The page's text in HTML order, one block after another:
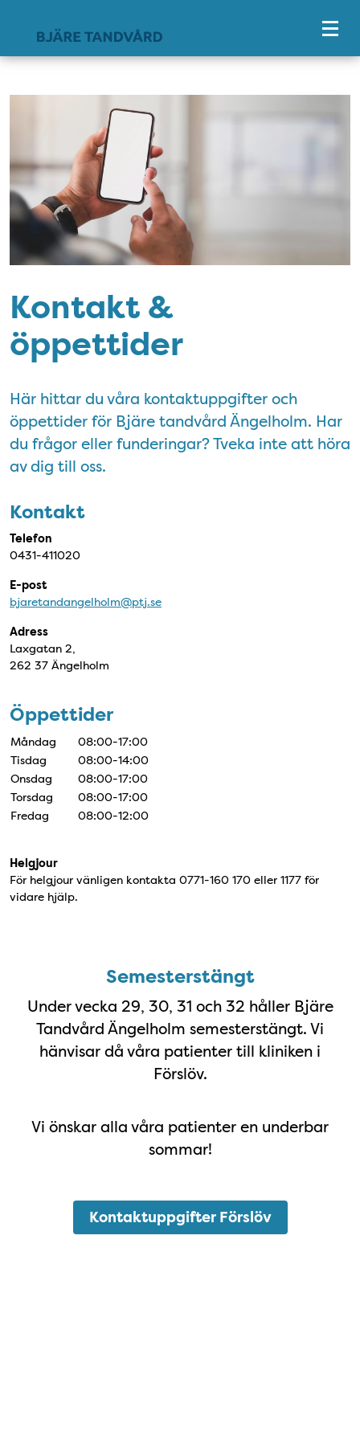
Kontakt &
öppettider
Här hittar du våra kontaktuppgifter och
öppettider för Bjäre tandvård Ängelholm. Har
du frågor eller funderingar? Tveka inte att höra
av dig till oss.
Kontakt
Telefon
0431-411020
E-post
bjaretandangelholm@ptj.se
Adress
Laxgatan 2,
262 37 Ängelholm
Öppettider
Måndag
08:00-17:00
Tisdag
08:00-14:00
Onsdag
08:00-17:00
Torsdag
08:00-17:00
Fredag
08:00-12:00
Helgjour
För helgjour vänligen kontakta 0771-160 170 eller 1177 för
vidare hjälp.
SemesterstängtSemesterstängt
Under vecka 29, 30, 31 och 32 håller Bjäre
Tandvård Ängelholm semesterstängt. Vi
hänvisar då våra patienter till kliniken i
Förslöv.
Vi önskar alla våra patienter en underbar
sommar!
Kontaktuppgifter Förslöv